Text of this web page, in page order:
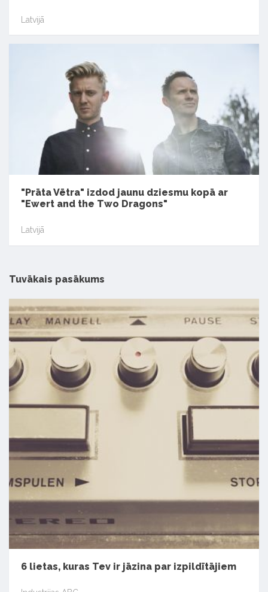
Latvijā
"Prāta Vētra" izdod jaunu dziesmu kopā ar
"Ewert and the Two Dragons"
Latvijā
Tuvākais pasākums
6 lietas, kuras Tev ir jāzina par izpildītājiem